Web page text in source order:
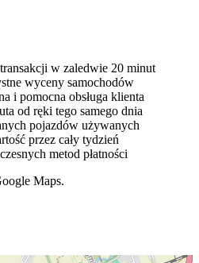
w zaledwie 20 minut
wyceny samochodów
i pomocna obsługa klienta
od ręki tego samego dnia
pojazdów używanych
przez cały tydzień
metod płatności
Maps.